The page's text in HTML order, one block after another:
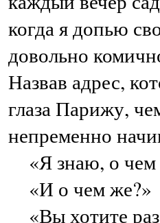
когда я допью
довольно
Назвав адрес,
глаза Парижу,
непременно
«Я знаю, о
«И о чем же?»
«Вы хотите